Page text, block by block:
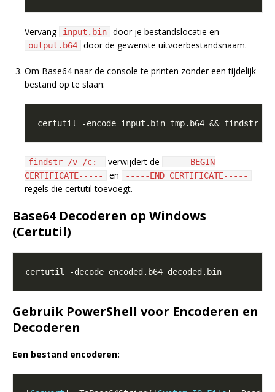
Vervang input.bin door je bestandslocatie en
output.b64 door de gewenste uitvoerbestandsnaam.
Om Base64 naar de console te printen zonder een tijdelijk
bestand op te slaan:
certutil -encode input.bin tmp.b64 && findstr /
findstr /v /c:- verwijdert de
-----BEGIN
CERTIFICATE-----
en -----END CERTIFICATE-----
regels die certutil toevoegt.
Base64 Decoderen op Windows
(Certutil)
Gebruik PowerShell voor Encoderen en
Decoderen
Een bestand encoderen: